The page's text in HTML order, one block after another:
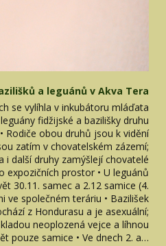
a leguánů v Akva Tera
se vylíhla v inkubátoru mláďata
fidžijské a bazilišky druhu
Rodiče obou druhů jsou k vidění
zatím v chovatelském zázemí;
i další druhy zamýšlejí chovatelé
expozičních prostor • U leguánů
30.11. samec a 2.12 samice (4.
ve společném teráriu • Bazilišek
z Hondurasu a je asexuální;
neoplozená vejce a líhnou
pouze samice • Ve dnech 2. a…